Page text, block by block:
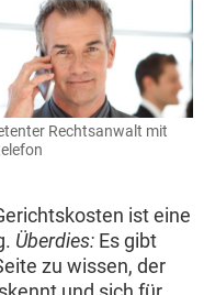
Rechtsanwalt mit
ist eine
Überdies: Es gibt
zu wissen, der